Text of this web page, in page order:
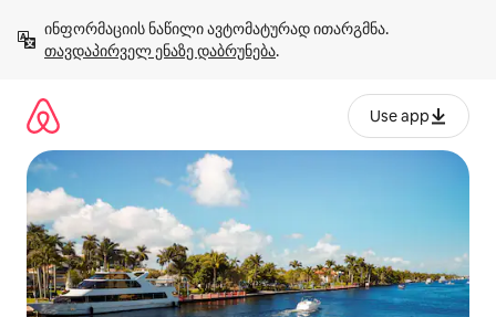
გადასვლა
თავდაპირველ ენაზე დაბრუნება.
Use app